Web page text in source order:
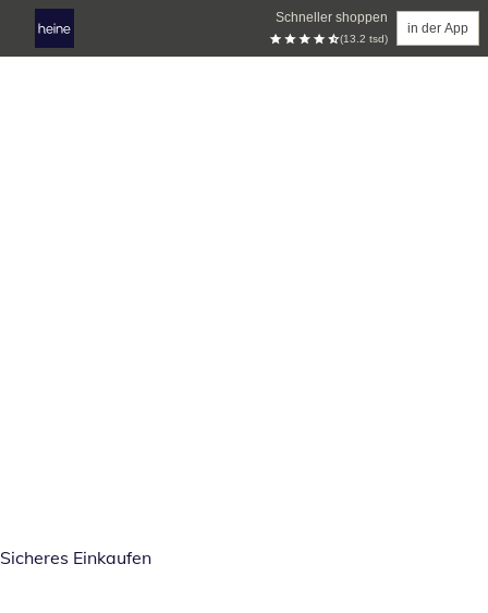
Schneller shoppen
(13.2 tsd)
in der App
Sicheres Einkaufen